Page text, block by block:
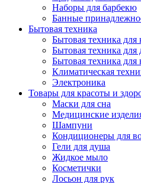
Наборы для барбекю
Банные
Бытовая техника
Бытовая техника для
Бытовая техника для
Бытовая техника для
Климатическая
Электроника
Товары для красоты и
Маски для сна
Медицинские
Шампуни
Кондиционеры для
Гели для душа
Жидкое мыло
Косметички
Лосьон для рук